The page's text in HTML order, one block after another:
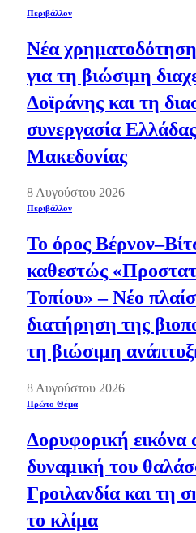
Περιβάλλον
Νέα
για τη βιώσιμη
Δοϊράνης και τη
συνεργασία
Μακεδονίας
8 Αυγούστου 2026
Περιβάλλον
Το όρος
καθεστώς
Τοπίου» – Νέο
διατήρηση της
τη βιώσιμη
8 Αυγούστου 2026
Πρώτο Θέμα
Δορυφορική εικόνα
δυναμική του
Γροιλανδία και τη
το κλίμα